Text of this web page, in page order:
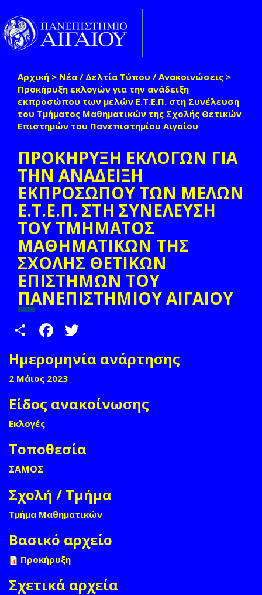
Παράκαμψη προς το κυρίως περιεχόμενο
Είστε εδώ
Αρχική > Νέα / Δελτία Τύπου / Ανακοινώσεις >
Προκήρυξη εκλογών για την ανάδειξη
εκπροσώπου των μελών Ε.Τ.Ε.Π. στη Συνέλευση
του Τμήματος Μαθηματικών της Σχολής Θετικών
Επιστημών του Πανεπιστημίου Αιγαίου
ΠΡΟΚΗΡΥΞΗ ΕΚΛΟΓΩΝ ΓΙΑ
ΤΗΝ ΑΝΑΔΕΙΞΗ
ΕΚΠΡΟΣΩΠΟΥ ΤΩΝ ΜΕΛΩΝ
Ε.Τ.Ε.Π. ΣΤΗ ΣΥΝΕΛΕΥΣΗ
ΤΟΥ ΤΜΗΜΑΤΟΣ
ΜΑΘΗΜΑΤΙΚΩΝ ΤΗΣ
ΣΧΟΛΗΣ ΘΕΤΙΚΩΝ
ΕΠΙΣΤΗΜΩΝ ΤΟΥ
ΠΑΝΕΠΙΣΤΗΜΙΟΥ ΑΙΓΑΙΟΥ
ShareFacebook
Ημερομηνία ανάρτησης
2 Μάιος 2023
Είδος ανακοίνωσης
Εκλογές
Τοποθεσία
ΣΑΜΟΣ
Σχολή / Τμήμα
Τμήμα Μαθηματικών
Βασικό αρχείο
Προκήρυξη
Σχετικά αρχεία